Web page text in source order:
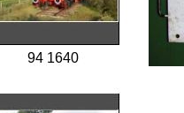
94 1640